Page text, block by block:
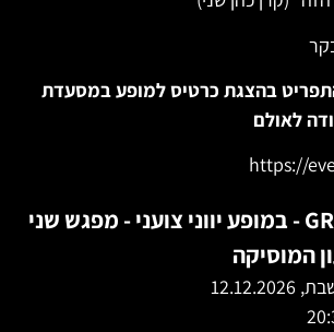
התפריט בהצגת כרטיס למופע במסעדת
לאולם
https://
הג'יפסי GREEK - במופע יווני צועני - מפגש שני
המוסיקה